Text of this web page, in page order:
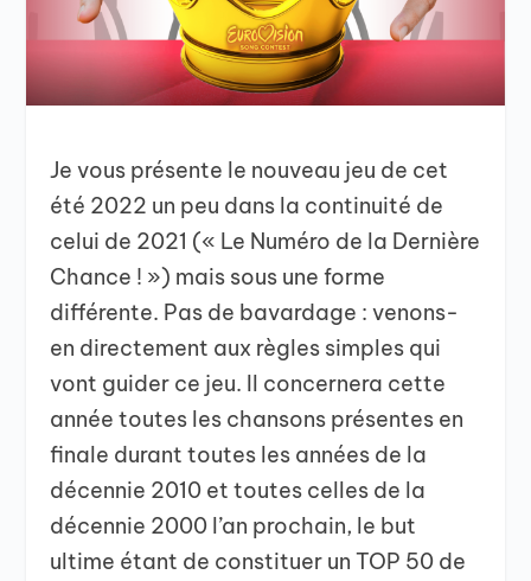
Je vous présente le nouveau jeu de cet
été 2022 un peu dans la continuité de
celui de 2021 (« Le Numéro de la Dernière
Chance ! ») mais sous une forme
différente. Pas de bavardage : venons-
en directement aux règles simples qui
vont guider ce jeu. Il concernera cette
année toutes les chansons présentes en
finale durant toutes les années de la
décennie 2010 et toutes celles de la
décennie 2000 l’an prochain, le but
ultime étant de constituer un TOP 50 de